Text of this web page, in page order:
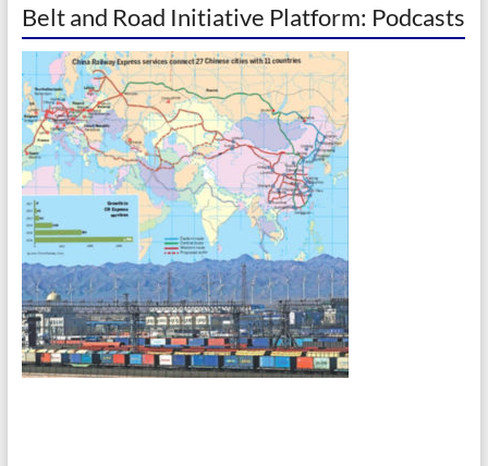
Belt and Road Initiative Platform: Podcasts